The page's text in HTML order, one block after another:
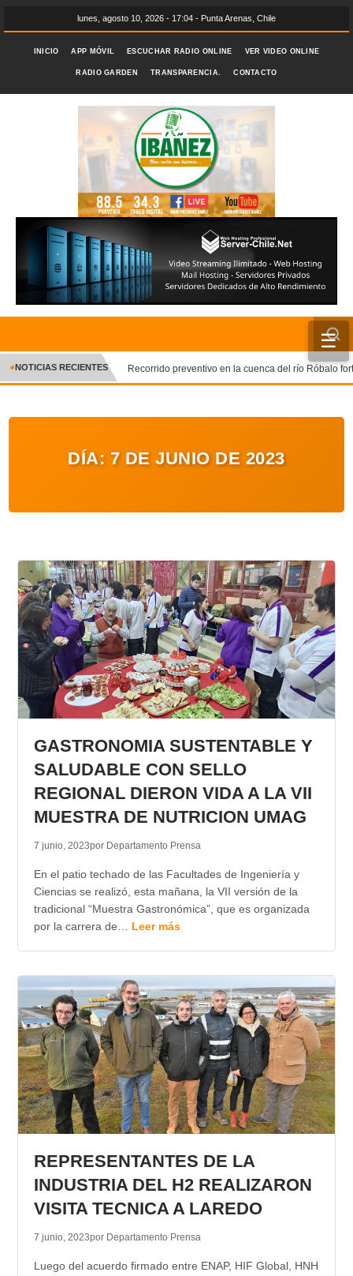
lunes, agosto 10, 2026 - 17:04 - Punta Arenas, Chile
INICIO APP MÓVIL ESCUCHAR RADIO ONLINE VER VIDEO ONLINE
RADIO GARDEN TRANSPARENCIA. CONTACTO
☰
INICIO
CRÓNICA
ENTRETENIMIENTO Y CULTURA
AUDIOS
VIDEOS
GALERIA DE FOTOS
APP MÓVIL
NOTICIAS RECIENTES Recorrido preventivo en la cuenca del río Róbalo
DÍA: 7 DE JUNIO DE 2023
GASTRONOMIA SUSTENTABLE Y
SALUDABLE CON SELLO
REGIONAL DIERON VIDA A LA VII
MUESTRA DE NUTRICION UMAG
7 junio, 2023por Departamento Prensa
En el patio techado de las Facultades de Ingeniería y
Ciencias se realizó, esta mañana, la VII versión de la
tradicional “Muestra Gastronómica”, que es organizada
por la carrera de… Leer más
REPRESENTANTES DE LA
INDUSTRIA DEL H2 REALIZARON
VISITA TECNICA A LAREDO
7 junio, 2023por Departamento Prensa
Luego del acuerdo firmado entre ENAP, HIF Global, HNH